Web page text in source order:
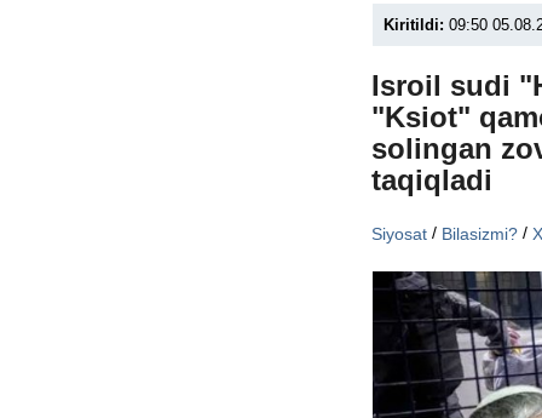
Kiritildi: 09:50
Isroil sudi
"Ksiot"
solingan
taqiqladi
Siyosat / Bilasizmi? /